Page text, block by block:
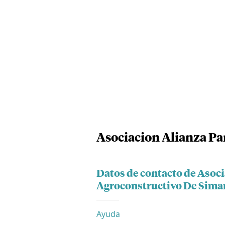
Asociacion Alianza
Datos de contacto de
Agroconstructivo De
Ayuda